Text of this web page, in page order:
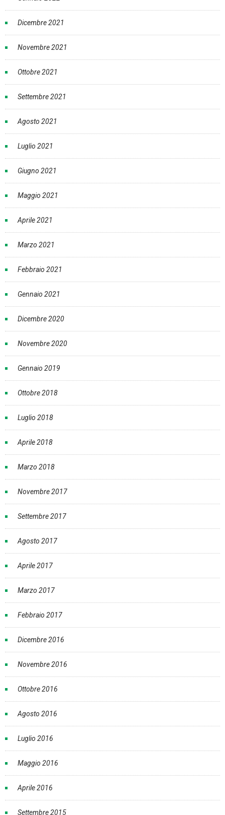
Dicembre 2021
Novembre 2021
Ottobre 2021
Settembre 2021
Agosto 2021
Luglio 2021
Giugno 2021
Maggio 2021
Aprile 2021
Marzo 2021
Febbraio 2021
Gennaio 2021
Dicembre 2020
Novembre 2020
Gennaio 2019
Ottobre 2018
Luglio 2018
Aprile 2018
Marzo 2018
Novembre 2017
Settembre 2017
Agosto 2017
Aprile 2017
Marzo 2017
Febbraio 2017
Dicembre 2016
Novembre 2016
Ottobre 2016
Agosto 2016
Luglio 2016
Maggio 2016
Aprile 2016
Settembre 2015